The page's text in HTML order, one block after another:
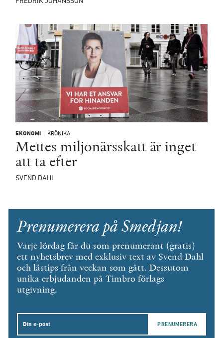
EKONOMI KRÖNIKA
Mettes miljonärsskatt är inget
att ta efter
SVEND DAHL
Prenumerera på Smedjan!
Varje lördag får du som prenumerant (gratis)
ett nyhetsbrev med exklusiv text av Svend Dahl
och lästips från veckan som gått. Dessutom
unika erbjudanden på Timbro förlags
utgivning.
Email